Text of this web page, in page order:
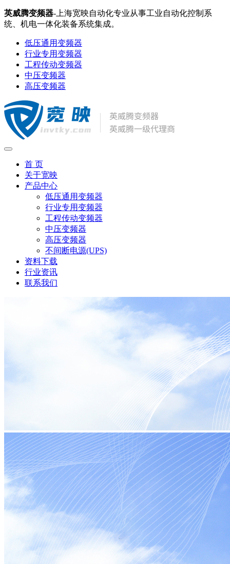
英威腾变频器-上海宽映自动化专业从事工业自动化控制系
统、机电一体化装备系统集成。
低压通用变频器
行业专用变频器
工程传动变频器
中压变频器
高压变频器
首 页
关于宽映
产品中心
低压通用变频器
行业专用变频器
工程传动变频器
中压变频器
高压变频器
不间断电源(UPS)
资料下载
行业资讯
联系我们